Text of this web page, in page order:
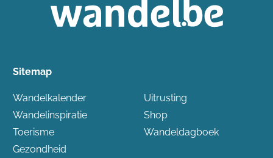
Sitemap
Wandelkalender
Wandelinspiratie
Toerisme
Gezondheid
Uitrusting
Shop
Wandeldagboek